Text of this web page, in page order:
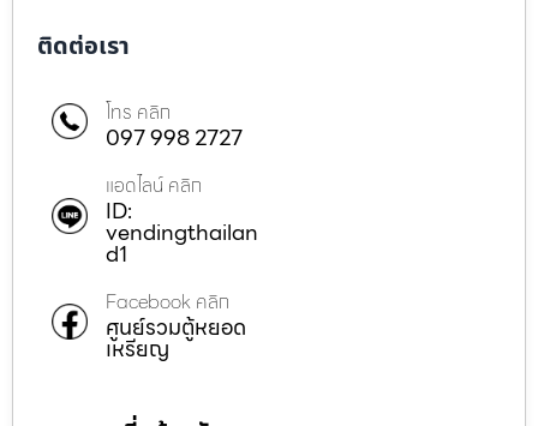
ติดต่อเรา
โทร คลิก
097 998 2727
แอดไลน์ คลิก
ID:
vendingthailan
d1
Facebook คลิก
ศูนย์รวมตู้หยอด
เหรียญ